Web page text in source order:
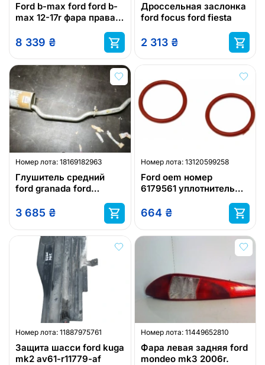
Ford b-max ford ford b-
max 12-17r фара правая
?
8 339 ₴
Дроссельная заслонка
ford focus ford fiesta
2 313 ₴
Номер лота: 18169182963
Глушитель средний
ford granada ford
оригинал ford oem
3 685 ₴
Номер лота: 13120599258
Ford oem номер
6179561 уплотнитель
664 ₴
Номер лота: 11887975761
Защита шасси ford kuga
mk2 av61-r11779-af
Номер лота: 11449652810
Фара левая задняя ford
mondeo mk3 2006r.